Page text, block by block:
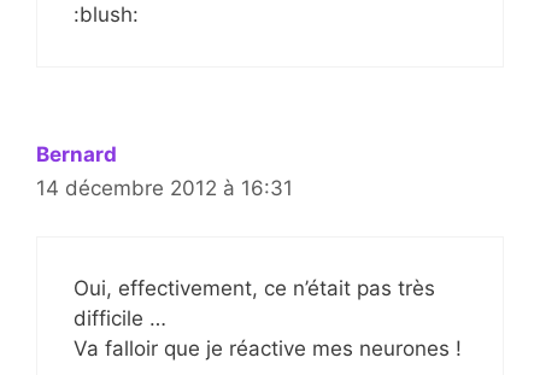
:blush:
Bernard
14 décembre 2012 à 16:31
Oui, effectivement, ce n’était pas très
difficile …
Va falloir que je réactive mes neurones !